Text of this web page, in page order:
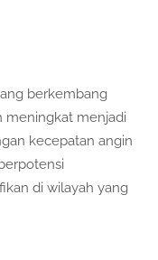
berkembang
meningkat menjadi
kecepatan angin
di wilayah yang